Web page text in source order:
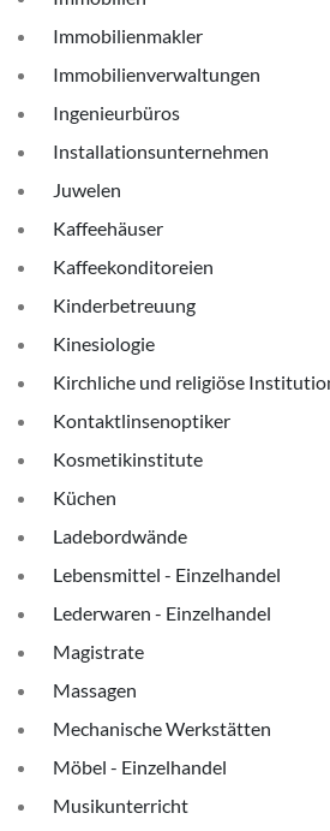
Immobilienmakler
Immobilienverwaltungen
Ingenieurbüros
Installationsunternehmen
Juwelen
Kaffeehäuser
Kaffeekonditoreien
Kinderbetreuung
Kinesiologie
Kirchliche und religiöse
Kontaktlinsenoptiker
Kosmetikinstitute
Küchen
Ladebordwände
Lebensmittel - Einzelhandel
Lederwaren - Einzelhandel
Magistrate
Massagen
Mechanische Werkstätten
Möbel - Einzelhandel
Musikunterricht